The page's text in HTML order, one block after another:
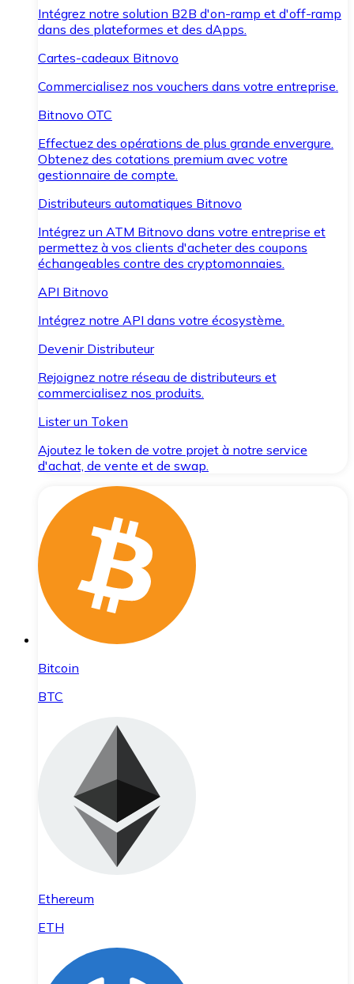
Intégrez notre solution B2B d'on-ramp et d'off-ramp
dans des plateformes et des dApps.
Cartes-cadeaux Bitnovo
Commercialisez nos vouchers dans votre entreprise.
Bitnovo OTC
Effectuez des opérations de plus grande envergure.
Obtenez des cotations premium avec votre
gestionnaire de compte.
Distributeurs automatiques Bitnovo
Intégrez un ATM Bitnovo dans votre entreprise et
permettez à vos clients d'acheter des coupons
échangeables contre des cryptomonnaies.
API Bitnovo
Intégrez notre API dans votre écosystème.
Devenir Distributeur
Rejoignez notre réseau de distributeurs et
commercialisez nos produits.
Lister un Token
Ajoutez le token de votre projet à notre service
d'achat, de vente et de swap.
Bitcoin
BTC
Ethereum
ETH